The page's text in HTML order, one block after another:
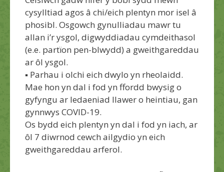
cysylltiad agos â chi/eich plentyn mor isel â
phosibl. Osgowch gynulliadau mawrtu
allan i’r ysgol, digwyddiadau cymdeithasol
(e.e. partïon pen-blwydd) a gweithgareddau
arôl ysgol.
▪ Parhau i olchi eich dwylo yn rheolaidd.
Mae hon yn dal i fod yn ffordd bwysig o
gyfyngu ar ledaeniad llawer o heintiau, gan
gynnwys COVID-19.
Os bydd eich plentyn yn dal i fod yn iach, ar
ôl 7 diwrnod cewch ailgydio yn eich
gweithgareddau arferol.